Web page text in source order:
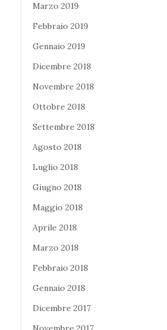
Marzo 2019
Febbraio 2019
Gennaio 2019
Dicembre 2018
Novembre 2018
Ottobre 2018
Settembre 2018
Agosto 2018
Luglio 2018
Giugno 2018
Maggio 2018
Aprile 2018
Marzo 2018
Febbraio 2018
Gennaio 2018
Dicembre 2017